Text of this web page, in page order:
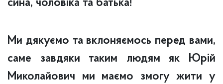
сина, чоловіка та батька!
Ми дякуємо та вклоняємось перед вами,
саме завдяки таким людям як Юрій
Миколайович ми маємо змогу жити у